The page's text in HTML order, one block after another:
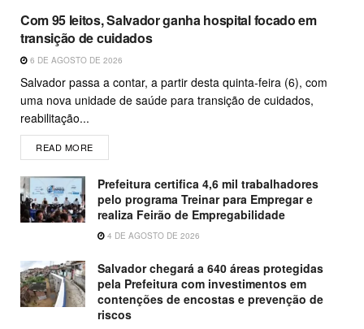
Com 95 leitos, Salvador ganha hospital focado em
transição de cuidados
6 DE AGOSTO DE 2026
Salvador passa a contar, a partir desta quinta-feira (6), com
uma nova unidade de saúde para transição de cuidados,
reabilitação...
READ MORE
Prefeitura certifica 4,6 mil trabalhadores
pelo programa Treinar para Empregar e
realiza Feirão de Empregabilidade
4 DE AGOSTO DE 2026
Salvador chegará a 640 áreas protegidas
pela Prefeitura com investimentos em
contenções de encostas e prevenção de
riscos